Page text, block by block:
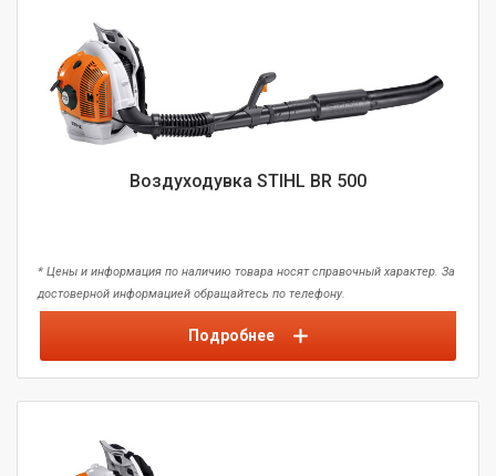
Воздуходувка STIHL BR 500
* Цены и информация по наличию товара носят справочный характер. За
достоверной информацией обращайтесь по телефону.
Подробнее